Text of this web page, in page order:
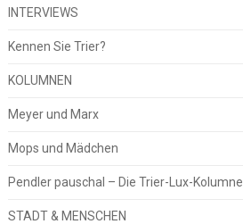
INTERVIEWS
Kennen Sie Trier?
KOLUMNEN
Meyer und Marx
Mops und Mädchen
Pendler pauschal – Die Trier-Lux-Kolumne
STADT & MENSCHEN